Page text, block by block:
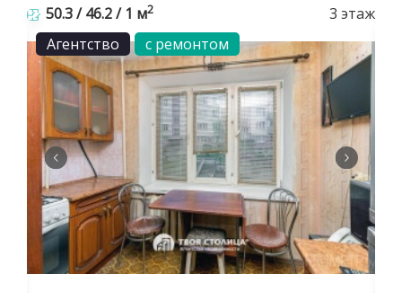
50.3 / 46.2 / 1 м2
3 этаж
Агентство
с ремонтом